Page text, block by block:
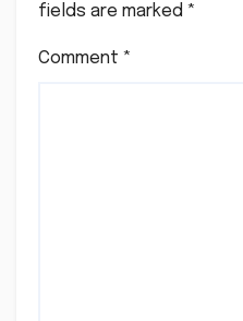
fields are marked *
Comment *